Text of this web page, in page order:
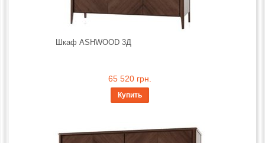
Шкаф ASHWOOD 3Д
65 520 грн.
Купить